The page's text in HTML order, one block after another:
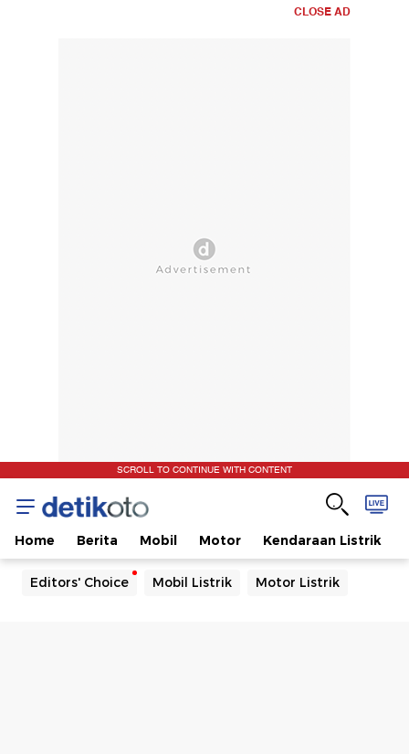
CLOSE AD
SCROLL TO CONTINUE WITH CONTENT
Home Berita Mobil Motor Kendaraan Listrik
Editors' Choice Mobil Listrik Motor Listrik